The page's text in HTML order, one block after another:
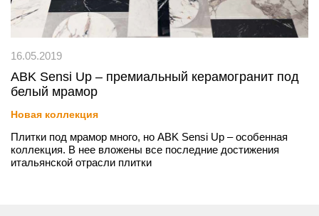
16.05.2019
ABK Sensi Up – премиальный керамогранит под
белый мрамор
Новая коллекция
Плитки под мрамор много, но ABK Sensi Up – особенная
коллекция. В нее вложены все последние достижения
итальянской отрасли плитки